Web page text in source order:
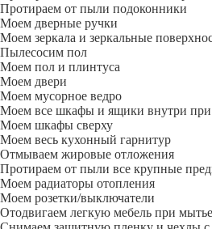
Протираем от пыли подоконники
Моем дверные ручки
Моем зеркала и зеркальные
Пылесосим пол
Моем пол и плинтуса
Моем двери
Моем мусорное ведро
Моем все шкафы и ящики внутри при
Моем шкафы сверху
Моем весь кухонный гарнитур
Отмываем жировые отложения
Протираем от пыли все крупные
Моем радиаторы отопления
Моем розетки/выключатели
Отодвигаем легкую мебель при